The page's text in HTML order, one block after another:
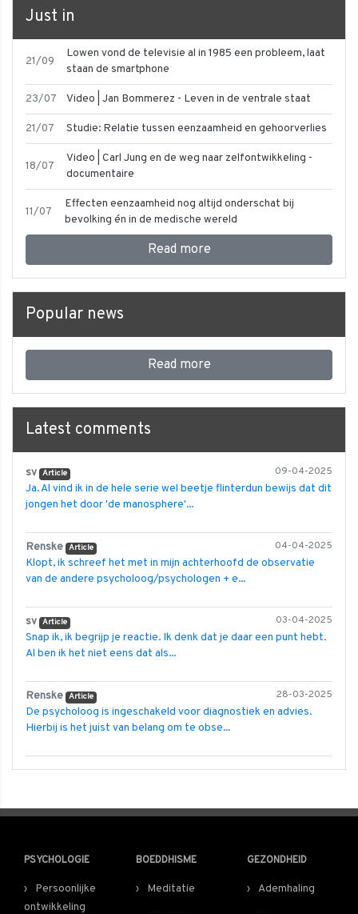
Just in
21/09
Lowen vond de televisie al in 1985 een probleem, laat
staan de smartphone
23/07 Video | Jan Bommerez - Leven in de ventrale staat
21/07 Studie: Relatie tussen eenzaamheid en gehoorverlies
18/07
Video | Carl Jung en de weg naar zelfontwikkeling -
documentaire
11/07
Effecten eenzaamheid nog altijd onderschat bij
bevolking én in de medische wereld
Read more
Popular news
Read more
Latest comments
09-04-2025
sv Article
Ja. Al vind ik in de hele serie wel beetje flinterdun bewijs dat dit
jongen het door 'de manosphere'...
04-04-2025
Renske Article
Klopt, ik schreef het met in mijn achterhoofd de observatie
van de andere psycholoog/psychologen + e...
03-04-2025
sv Article
Snap ik, ik begrijp je reactie. Ik denk dat je daar een punt hebt.
Al ben ik het niet eens dat als...
28-03-2025
Renske Article
De psycholoog is ingeschakeld voor diagnostiek en advies.
Hierbij is het juist van belang om te obse...
PSYCHOLOGIE
Persoonlijke
ontwikkeling
BOEDDHISME
Meditatie
GEZONDHEID
Ademhaling